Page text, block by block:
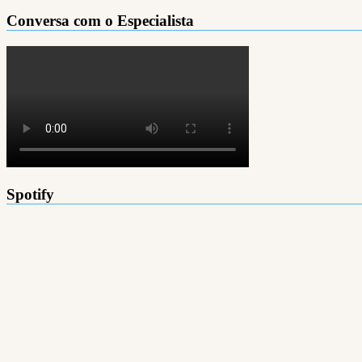
Conversa com o Especialista
Spotify